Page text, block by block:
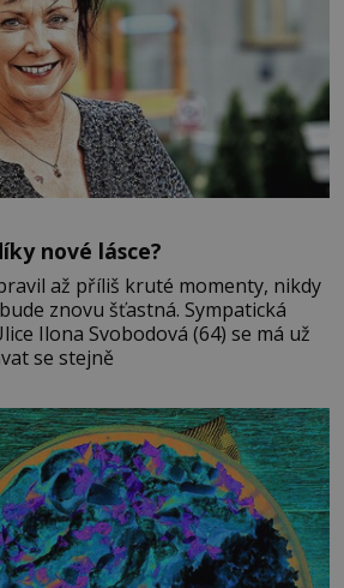
nové lásce?
až příliš kruté momenty, nikdy
šťastná. Sympatická
Ilona Svobodová (64) se má už
se stejně